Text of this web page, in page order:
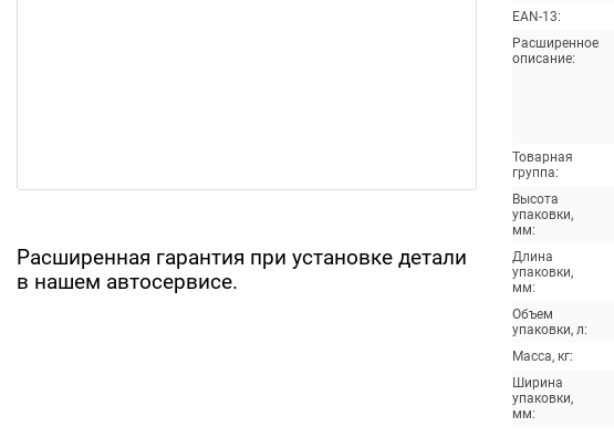
Расширенная гарантия при установке детали
в нашем автосервисе.
EAN-13:
Расширенное
описание:
Товарная
группа:
Высота
упаковки,
мм:
Длина
упаковки,
мм:
Объем
упаковки, л:
Масса, кг:
Ширина
упаковки,
мм: